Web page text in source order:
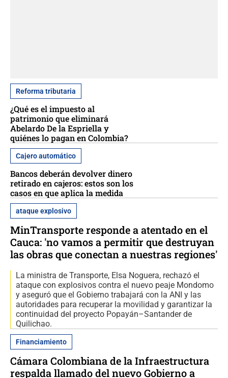
Reforma tributaria
¿Qué es el impuesto al
patrimonio que eliminará
Abelardo De la Espriella y
quiénes lo pagan en Colombia?
Cajero automático
Bancos deberán devolver dinero
retirado en cajeros: estos son los
casos en que aplica la medida
ataque explosivo
MinTransporte responde a atentado en el
Cauca: 'no vamos a permitir que destruyan
las obras que conectan a nuestras regiones'
La ministra de Transporte, Elsa Noguera, rechazó el
ataque con explosivos contra el nuevo peaje Mondomo
y aseguró que el Gobierno trabajará con la ANI y las
autoridades para recuperar la movilidad y garantizar la
continuidad del proyecto Popayán–Santander de
Quilichao.
Financiamiento
Cámara Colombiana de la Infraestructura
respalda llamado del nuevo Gobierno a